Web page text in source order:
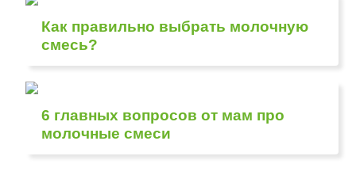
Как правильно выбрать молочную
смесь?
6 главных вопросов от мам про
молочные смеси